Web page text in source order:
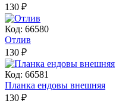
130 ₽
Код: 66580
Отлив
130 ₽
Код: 66581
Планка ендовы внешняя
130 ₽